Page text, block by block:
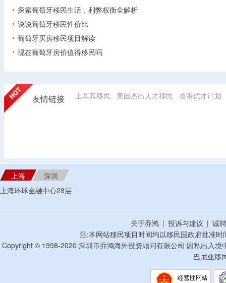
探索葡萄牙移民生活，利弊权衡全解析
说说葡萄牙移民性价比
葡萄牙买房移民项目解读
现在葡萄牙房价值得移民吗
友情链接 土耳其移民 美国杰出人才移民 香港优才计划
上海
深圳
上海环球金融中心28层
关于乔鸿 | 投诉与建议 | 诚
注;本网站移民项目时间均以移民国政府批准
Copyright © 1998-2020 深圳市乔鸿海外投资顾问有限公司 因私出入
巴尼亚移